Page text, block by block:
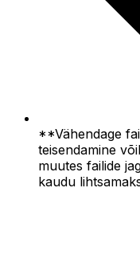
**Vähendage
teisendamine
muutes failide
kaudu